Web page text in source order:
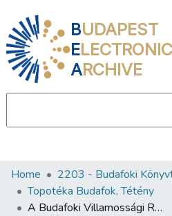
BUDAPEST
ELECTRONIC
ARCHIVE
Communities & Collections
All of DSpace
Home
2203 - Budafoki
Topotéka Budafok, Tétény
A Budafoki Villamossági Rt. Üzletvezetőségének tájékoztató levele